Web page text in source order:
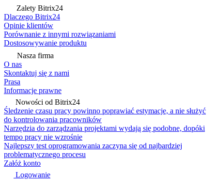
Zalety Bitrix24
Dlaczego Bitrix24
Opinie klientów
Porównanie z innymi rozwiązaniami
Dostosowywanie produktu
Nasza firma
O nas
Skontaktuj się z nami
Prasa
Informacje prawne
Nowości od Bitrix24
Śledzenie czasu pracy powinno poprawiać estymacje, a nie służyć
do kontrolowania pracowników
Narzędzia do zarządzania projektami wydają się podobne, dopóki
tempo pracy nie wzrośnie
Najlepszy test oprogramowania zaczyna się od najbardziej
problematycznego procesu
Załóż konto
Logowanie